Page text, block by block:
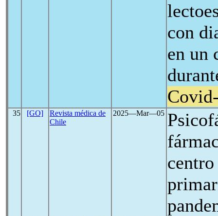
con
en un
35 [GO]
Revista médica de
Chile
2025―Mar―05